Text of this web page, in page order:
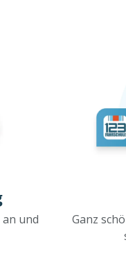
und
Ganz